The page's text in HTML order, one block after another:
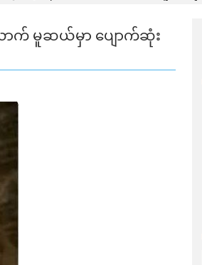
က် မူဆယ်မှာ ပျောက်ဆုံး